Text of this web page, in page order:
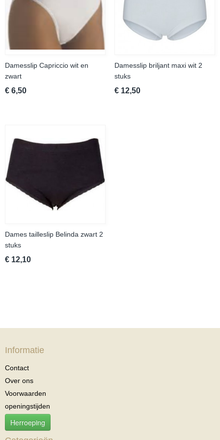
Damesslip Capriccio wit en
zwart
€ 6,50
Damesslip briljant maxi wit 2
stuks
€ 12,50
Dames tailleslip Belinda zwart 2
stuks
€ 12,10
Informatie
Contact
Over ons
Voorwaarden
openingstijden
Herroeping